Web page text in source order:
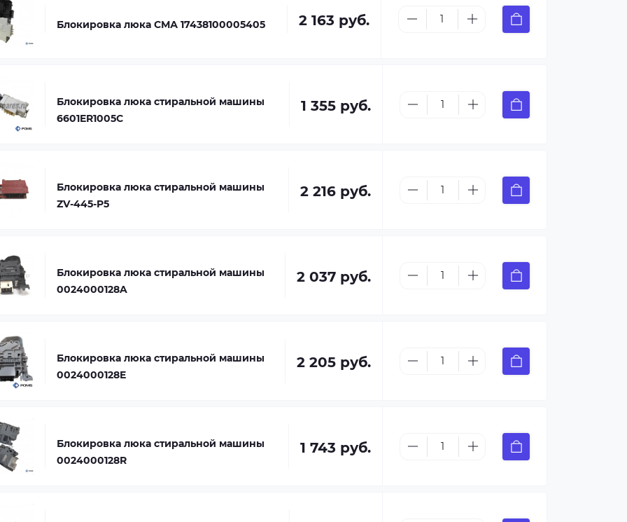
Блокировка люка СМА 17438100005405 2 163 руб.
Блокировка люка стиральной машины
6601ER1005C
1 355 руб.
Блокировка люка стиральной машины
ZV-445-P5
2 216 руб.
Блокировка люка стиральной машины
0024000128A
2 037 руб.
Блокировка люка стиральной машины
0024000128E
2 205 руб.
Блокировка люка стиральной машины
0024000128R
1 743 руб.